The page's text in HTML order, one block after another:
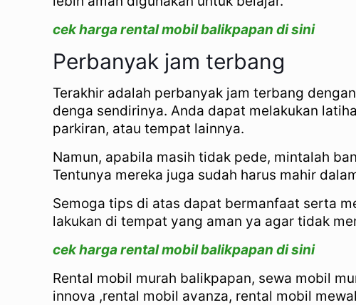
cek harga rental mobil balikpapan di sini
Perbanyak jam terbang
Terakhir adalah perbanyak jam terbang
denga sendirinya. Anda dapat melakukan
parkiran, atau tempat lainnya.
Namun, apabila masih tidak pede, mintalah
Tentunya mereka juga sudah harus mahir
Semoga tips di atas dapat bermanfaat serta
lakukan di tempat yang aman ya agar tidak
cek harga rental mobil balikpapan di sini
Rental mobil murah balikpapan, sewa mobil
innova ,rental mobil avanza, rental mobil